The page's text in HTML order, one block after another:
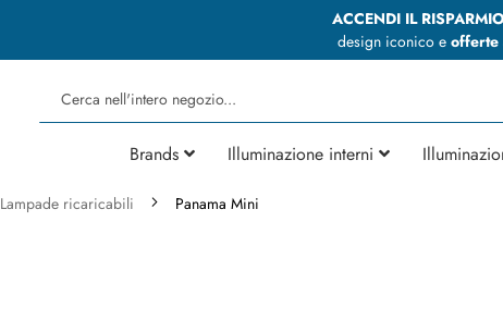
ACCENDI IL
design iconico e offerte
Cerca
Brands Illuminazione interni
Lampade ricaricabili Panama Mini